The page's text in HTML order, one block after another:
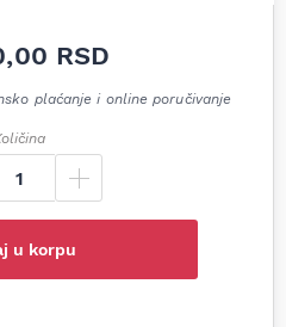
RSD
plaćanje i online poručivanje
u korpu